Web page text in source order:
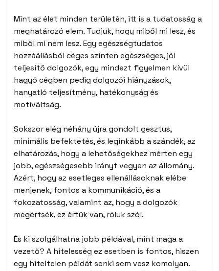
Mint az élet minden területén, itt is a tudatosság a
meghatározó elem. Tudjuk, hogy miből mi lesz, és
miből mi nem lesz. Egy egészségtudatos
hozzáállásból céges szinten egészséges, jól
teljesítő dolgozók, egy mindezt figyelmen kívül
hagyó cégben pedig dolgozói hiányzások,
hanyatló teljesítmény, hatékonyság és
motiváltság.
Sokszor elég néhány újra gondolt gesztus,
minimális befektetés, és leginkább a szándék, az
elhatározás, hogy a lehetőségekhez mérten egy
jobb, egészségesebb irányt vegyen az állomány.
Azért, hogy az esetleges ellenállásoknak elébe
menjenek, fontos a kommunikáció, és a
fokozatosság, valamint az, hogy a dolgozók
megértsék, ez értük van, róluk szól.
És ki szolgálhatna jobb példával, mint maga a
vezető? A hitelesség ez esetben is fontos, hiszen
egy hiteltelen példát senki sem vesz komolyan.